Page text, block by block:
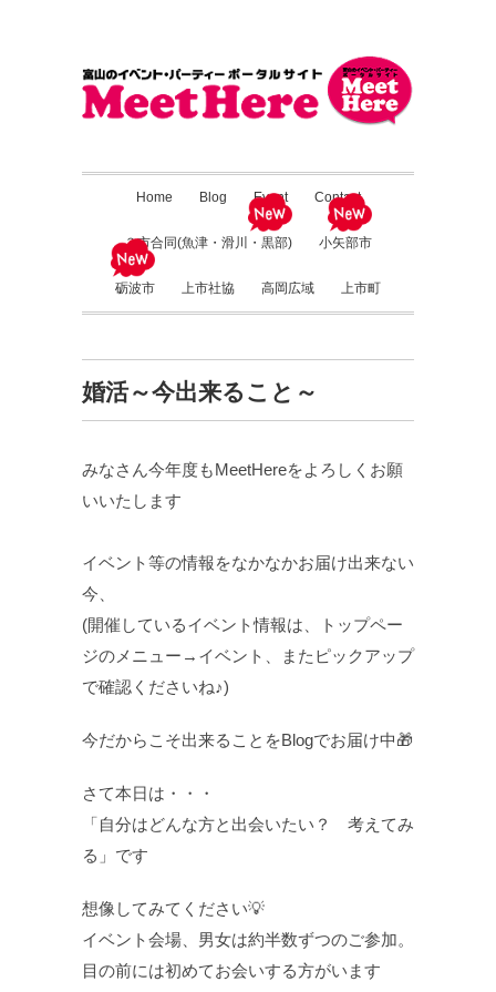
Home Blog Event Contact
３市合同(魚津・滑川・黒部) 小矢部市
砺波市 上市社協 高岡広域 上市町
婚活～今出来ること～
みなさん今年度もMeetHereをよろしくお願
いいたします
イベント等の情報をなかなかお届け出来ない
今、
(開催しているイベント情報は、トップペー
ジのメニュー→イベント、またピックアップ
で確認くださいね♪)
今だからこそ出来ることをBlogでお届け中🎁
さて本日は・・・
「自分はどんな方と出会いたい？ 考えてみ
る」です
想像してみてください💡
イベント会場、男女は約半数ずつのご参加。
目の前には初めてお会いする方がいます